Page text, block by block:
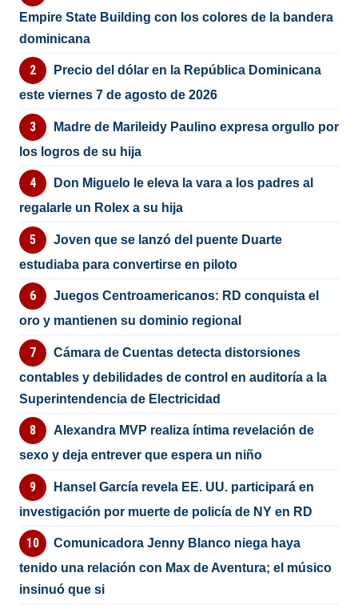
Empire State Building con los colores de la bandera
dominicana
Precio del dólar en la República Dominicana
este viernes 7 de agosto de 2026
Madre de Marileidy Paulino expresa orgullo por
los logros de su hija
Don Miguelo le eleva la vara a los padres al
regalarle un Rolex a su hija
Joven que se lanzó del puente Duarte
estudiaba para convertirse en piloto
Juegos Centroamericanos: RD conquista el
oro y mantienen su dominio regional
Cámara de Cuentas detecta distorsiones
contables y debilidades de control en auditoría a la
Superintendencia de Electricidad
Alexandra MVP realiza íntima revelación de
sexo y deja entrever que espera un niño
Hansel García revela EE. UU. participará en
investigación por muerte de policía de NY en RD
Comunicadora Jenny Blanco niega haya
tenido una relación con Max de Aventura; el músico
insinuó que si